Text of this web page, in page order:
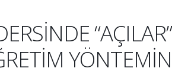
“AÇILAR”